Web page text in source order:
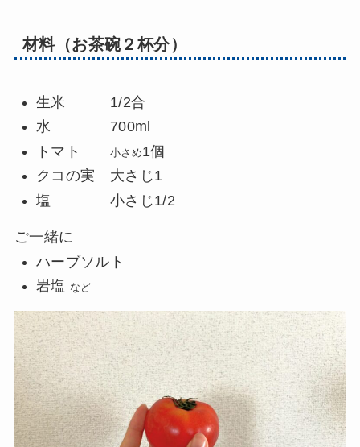
材料（お茶碗２杯分）
生米 1/2合
水 700ml
トマト
小さめ1個
クコの実 大さじ1
塩 小さじ1/2
ご一緒に
ハーブソルト
岩塩 など